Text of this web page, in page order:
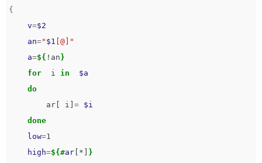
{
v=$2
an=" $1 [@]"
a=${ !an }
for i in
$a
do
ar[ i] = $i
done
low=1
high=${#ar [*]
}